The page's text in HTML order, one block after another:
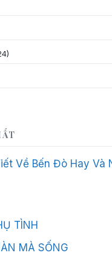
Về Bến Đò Hay Và
TÌNH
MÀ SỐNG